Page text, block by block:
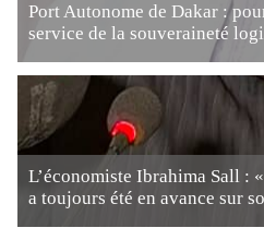
Port Autonome de Dakar :
service de la souveraineté
L’économiste Ibrahima Sall :
a toujours été en avance sur